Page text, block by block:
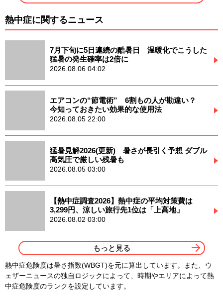
熱中症に関するニュース
7月下旬に5日連続の酷暑日 温暖化でこうした
猛暑の発生確率は2倍に
2026.08.06 04:02
エアコンの“節電術” 6割もの人が勘違い？
今知っておきたい効果的な使用法
2026.08.05 22:00
猛暑見解2026(更新) 暑さが長引く予想 ダブル
高気圧で厳しい残暑も
2026.08.05 03:00
【熱中症調査2026】熱中症の平均対策費は
3,299円、涼しい旅行先1位は「上高地」
2026.08.02 03:00
もっと見る
熱中症危険度は暑さ指数(WBGT)を元に算出しています。また、ウ
ェザーニュースの独自ロジックによって、時期やエリアによって熱
中症危険度のランクを設定しています。